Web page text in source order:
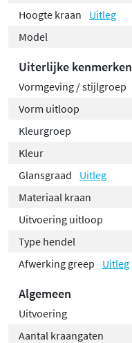
Hoogte kraan
Uitleg
Model
Uiterlijke kenmerken
Vormgeving / stijlgroep
Vorm uitloop
Kleurgroep
Kleur
Glansgraad
Uitleg
Materiaal kraan
Uitvoering uitloop
Type hendel
Afwerking greep
Uitleg
Algemeen
Uitvoering
Aantal kraangaten